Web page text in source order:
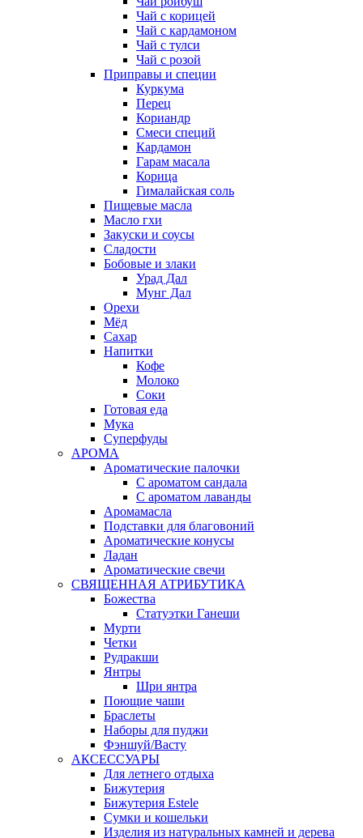
Чай с корицей
Чай с кардамоном
Чай с тулси
Чай с розой
Приправы и специи
Куркума
Перец
Кориандр
Смеси специй
Кардамон
Гарам масала
Корица
Гималайская соль
Пищевые масла
Масло гхи
Закуски и соусы
Сладости
Бобовые и злаки
Урад Дал
Мунг Дал
Орехи
Мёд
Сахар
Напитки
Кофе
Молоко
Соки
Готовая еда
Мука
Суперфуды
АРОМА
Ароматические палочки
С ароматом сандала
С ароматом лаванды
Аромамасла
Подставки для благовоний
Ароматические конусы
Ладан
Ароматические свечи
СВЯЩЕННАЯ АТРИБУТИКА
Божества
Статуэтки Ганеши
Мурти
Четки
Рудракши
Янтры
Шри янтра
Поющие чаши
Браслеты
Наборы для пуджи
Фэншуй/Васту
АКСЕССУАРЫ
Для летнего отдыха
Бижутерия
Бижутерия Estele
Сумки и кошельки
Изделия из натуральных камней и дерева